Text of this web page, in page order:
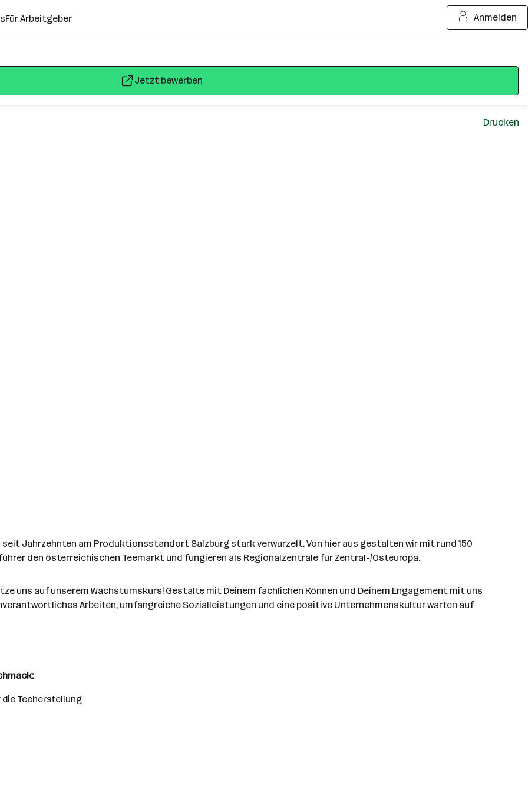
Für Arbeitgeber Anmelden
Jetzt bewerben
Drucken
seit Jahrzehnten am Produktionsstandort Salzburg stark verwurzelt. Von hier aus gestalten wir mit rund 150
den österreichischen Teemarkt und fungieren als Regionalzentrale für Zentral-/Osteuropa.
uns auf unserem Wachstumskurs! Gestalte mit Deinem fachlichen Können und Deinem Engagement mit uns
Arbeiten, umfangreiche Sozialleistungen und eine positive Unternehmenskultur warten auf
Teeherstellung